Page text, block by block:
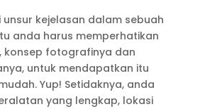
unsur kejelasan dalam sebuah
anda harus memperhatikan
konsep fotografinya dan
untuk mendapatkan itu
Yup! Setidaknya, anda
yang lengkap, lokasi